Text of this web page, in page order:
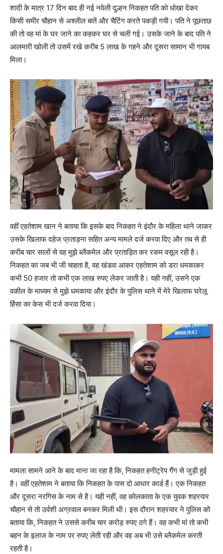
शादी के मात्र 17 दिन बाद ही नई नवेली दुल्हन निकहत पति को धोखा देकर
किसी समीर चौहान से अश्लील बातें और चैटिंग करते पकड़ी गयी। पति ने पूछताछ
की तो वह मां के घर जाने का कहकर घर से चली गई। उसके जाने के बाद पति ने
आलमारी खोली तो उसमें रखे करीब 5 लाख के गहने और दूसरा सामान भी गायब
मिला।
वहीं एहतेशाम खान ने बताया कि इसके बाद निकहत ने इंदौर के महिला थाने जाकर
उसके खिलाफ दहेज प्रताड़ना सहित अन्य मामले दर्ज करवा दिए और तब से ही
करीब चार सालों से वह मुझे ब्लैकमेल और प्रताड़ित कर रकम वसूल रही है।
निकहत का जब भी जी चाहता है, वह खंडवा आकर एहतेशाम को डरा धमकाकर
कभी 50 हजार तो कभी एक लाख रुपए लेकर जाती है। यही नहीं, उसने एक
वकील के माध्यम से मुझे धमकाया और इंदौर के पुलिस थाने में मेरे खिलाफ घरेलू
हिंसा का केस भी दर्ज करवा दिया।
मामला सामने आने के बाद माना जा रहा है कि, निकहत हनीट्रेप गैंग से जुड़ी हुई
है। वहीं एहतेशाम ने बताया कि निकहत के पास दो आधार कार्ड हैं। एक निकहत
और दूसरा नरगिस के नाम से है। यही नहीं, वह कोलकाता के एक युवक शहरयार
चौहान से तो उर्वशी अग्रवाल बनकर मिली थी। इस दौरान शहरयार ने पुलिस को
बताया कि, निकहत ने उससे करीब चार करोड़ रुपए ठगे हैं। वह कभी मां तो कभी
बहन के इलाज के नाम पर रुपए लेती रही और वह अब भी उसे ब्लैकमेल करती
रहती है।